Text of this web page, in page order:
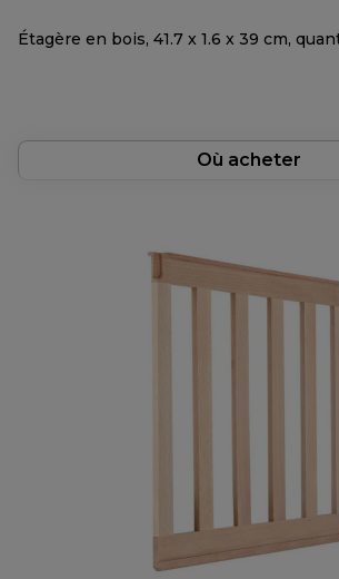
Étagère en bois, 41.7 x 1.6 x 39 cm,
Où acheter